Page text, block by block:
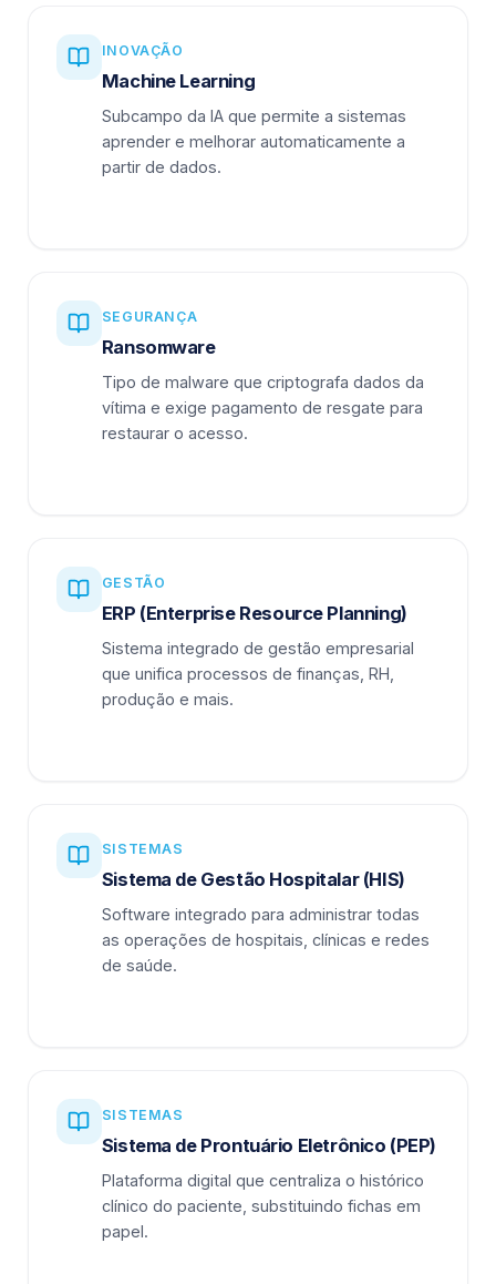
INOVAÇÃO
Machine Learning
Subcampo da IA que permite a sistemas
aprender e melhorar automaticamente a
partir de dados.
SEGURANÇA
Ransomware
Tipo de malware que criptografa dados da
vítima e exige pagamento de resgate para
restaurar o acesso.
GESTÃO
ERP (Enterprise Resource Planning)
Sistema integrado de gestão empresarial
que unifica processos de finanças, RH,
produção e mais.
SISTEMAS
Sistema de Gestão Hospitalar (HIS)
Software integrado para administrar todas
as operações de hospitais, clínicas e redes
de saúde.
SISTEMAS
Sistema de Prontuário Eletrônico (PEP)
Plataforma digital que centraliza o histórico
clínico do paciente, substituindo fichas em
papel.